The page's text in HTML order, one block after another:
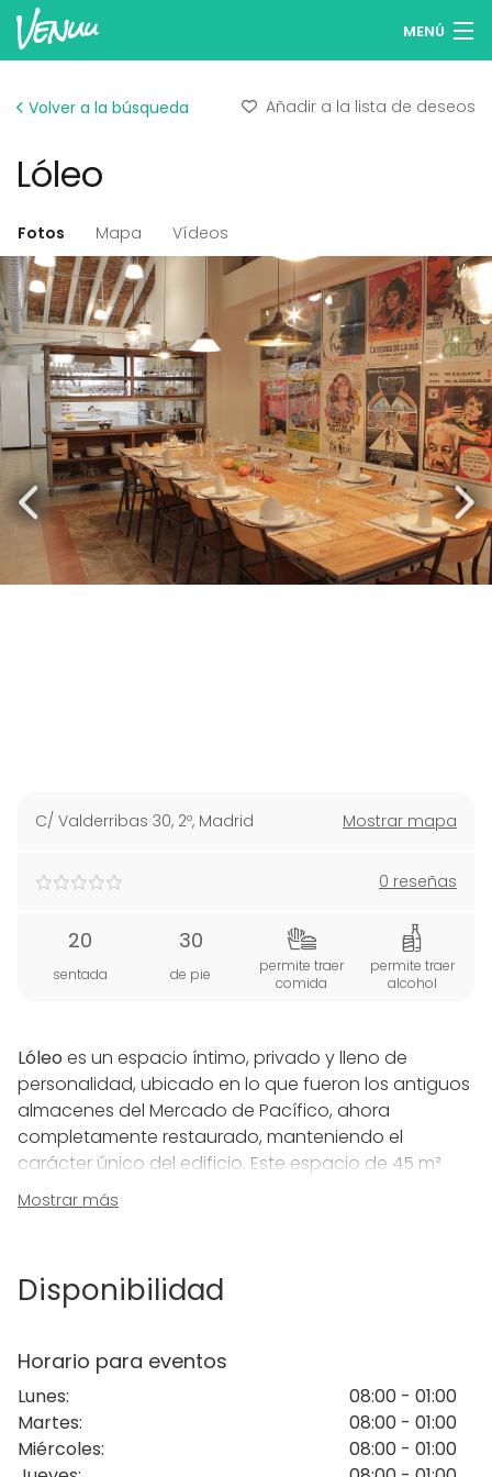
MENÚ
Español
Publicar tu espacio
Volver a la búsqueda Añadir a la lista de deseos
Lóleo
Fotos Mapa Vídeos
C/ Valderribas 30, 2º, Madrid Mostrar mapa
0 reseñas
20
sentada
30
de pie
permite traer
comida
permite traer
alcohol
Lóleo es un espacio íntimo, privado y lleno de
personalidad, ubicado en lo que fueron los antiguos
almacenes del Mercado de Pacífico, ahora
completamente restaurado, manteniendo el
carácter único del edificio. Este espacio de 45 m²
cuenta con dos zonas claramente diferenciadas:
una cocina profesional y un comedor acogedor.
workshops y actividades de team building. No está
bajo la supervisión del equipo profesional de
garantizando una experiencia culinaria exclusiva y
de alta calidad.
El comedor, que alberga una elegante mesa imperial
Mostrar más
Disponibilidad
Horario para eventos
Lunes:
08:00 - 01:00
Martes:
08:00 - 01:00
Miércoles:
08:00 - 01:00